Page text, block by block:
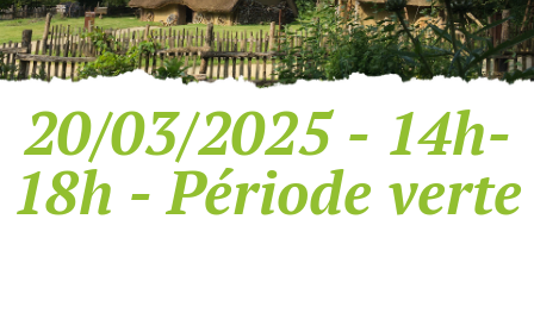
20/03/2025 - 14h-
18h - Période verte